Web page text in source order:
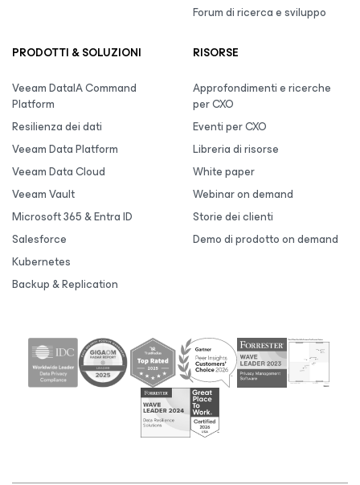
Forum di ricerca e sviluppo
PRODOTTI & SOLUZIONI
Veeam DataIA Command
Platform
Resilienza dei dati
Veeam Data Platform
Veeam Data Cloud
Veeam Vault
Microsoft 365 & Entra ID
Salesforce
Kubernetes
Backup & Replication
RISORSE
Approfondimenti e ricerche
per CXO
Eventi per CXO
Libreria di risorse
White paper
Webinar on demand
Storie dei clienti
Demo di prodotto on demand